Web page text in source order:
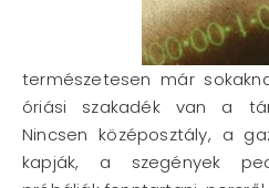
természetesen már
óriási szakadék van a
Nincsen középosztály, a
kapják, a szegények